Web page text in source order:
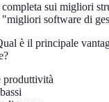
completa sui migliori
"migliori software di
è il principale